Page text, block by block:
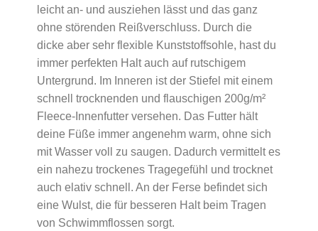
leicht an- und ausziehen lässt und das ganz
ohne störenden Reißverschluss. Durch die
dicke aber sehr flexible Kunststoffsohle, hast du
immer perfekten Halt auch auf rutschigem
Untergrund. Im Inneren ist der Stiefel mit einem
schnell trocknenden und flauschigen 200g/m²
Fleece-Innenfutter versehen. Das Futter hält
deine Füße immer angenehm warm, ohne sich
mit Wasser voll zu saugen. Dadurch vermittelt es
ein nahezu trockenes Tragegefühl und trocknet
auch elativ schnell. An der Ferse befindet sich
eine Wulst, die für besseren Halt beim Tragen
von Schwimmflossen sorgt.